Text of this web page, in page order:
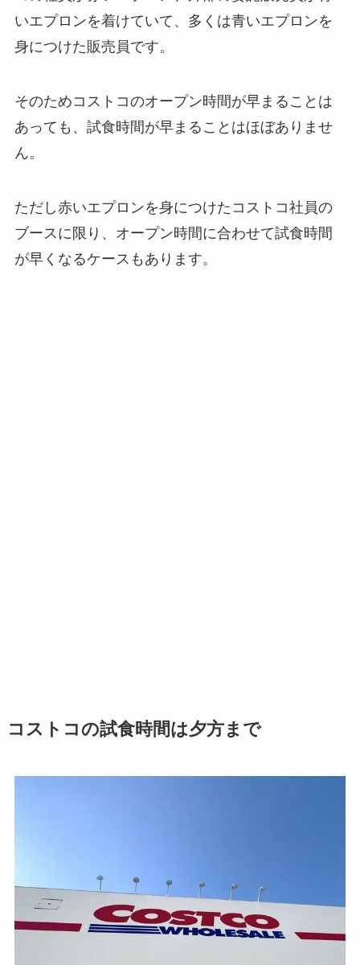
いエプロンを着けていて、多くは青いエプロンを
身につけた販売員です。
そのためコストコのオープン時間が早まることは
あっても、試食時間が早まることはほぼありませ
ん。
ただし赤いエプロンを身につけたコストコ社員の
ブースに限り、オープン時間に合わせて試食時間
が早くなるケースもあります。
コストコの試食時間は夕方まで